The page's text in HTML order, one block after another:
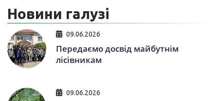
Новини галузі
09.06.2026
Передаємо досвід майбутнім
лісівникам
09.06.2026